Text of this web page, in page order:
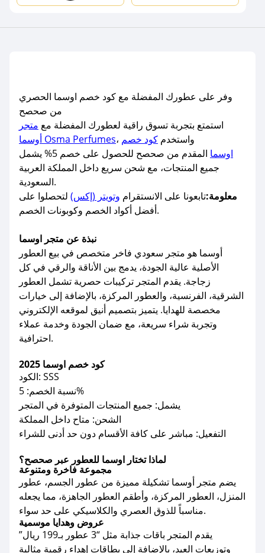
وفر على عطورك المفضلة مع كود خصم اوسما الحصري
من صحصح
استمتع بتجربة تسوق راقية لعطورك المفضلة مع متجر
أوسما Osma Perfumes
، واستخدم كود خصم
اوسما
المقدم من صحصح للحصول على خصم 5% يشمل
جميع المنتجات، مع شحن سريع داخل المملكة العربية
السعودية.
معلومة:تابعونا على الانستقرام وتويتر (إكس) لتحصلوا على
أفضل أكواد الخصم وكوبونات الخصم.
نبذة عن متجر اوسما
أوسما هو متجر سعودي فاخر متخصص في بيع العطور
الأصلية عالية الجودة، يدمج بين الأناقة والرقي في كل
زجاجة. يقدم المتجر تركيبات حصرية تشمل العطور
الشرقية، الفرنسية، والعطور المركزة، بالإضافة إلى خيارات
مخصصة للهدايا. يتميز بتصميم أنيق لموقعه الإلكتروني
وتجربة شراء سريعة، مع ضمان الجودة وخدمة عملاء
احترافية.
كود خصم اوسما 2025
الكود: SSS
نسبة الخصم: 5%
يشمل: جميع المنتجات المتوفرة في المتجر
الشحن: متاح داخل المملكة
التفعيل: مباشر على كافة الأقسام دون حد أدنى للشراء
لماذا تختار اوسما للعطور عبر صحصح؟
مجموعة فاخرة ومتنوعة
يضم متجر أوسما تشكيلة مميزة من عطور الجسم، عطور
المنزل، العطور المركزة، وأطقم العطور الجاهزة، مما يجعله
مناسباً للذوق العصري والكلاسيكي على حد سواء.
عروض وهدايا موسمية
يقدم المتجر باقات جذابة مثل “3 عطور بـ199 ريال”
وتوزيعات العيد، بالإضافة إلى بطاقات إهداء رقمية مثالية